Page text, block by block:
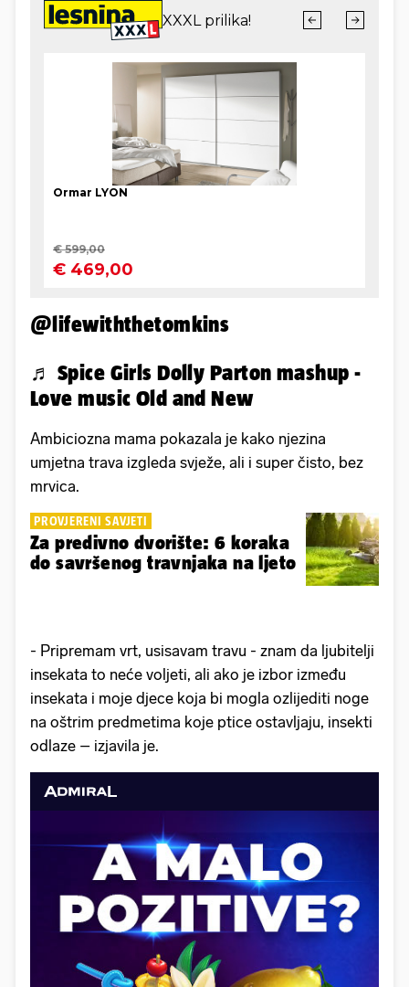
@lifewiththetomkins
♬ Spice Girls Dolly Parton mashup -
Love music Old and New
Ambiciozna mama pokazala je kako njezina
umjetna trava izgleda svježe, ali i super čisto, bez
mrvica.
PROVJERENI SAVJETI
Za predivno dvorište: 6 koraka
do savršenog travnjaka na ljeto
- Pripremam vrt, usisavam travu - znam da ljubitelji
insekata to neće voljeti, ali ako je izbor između
insekata i moje djece koja bi mogla ozlijediti noge
na oštrim predmetima koje ptice ostavljaju, insekti
odlaze – izjavila je.